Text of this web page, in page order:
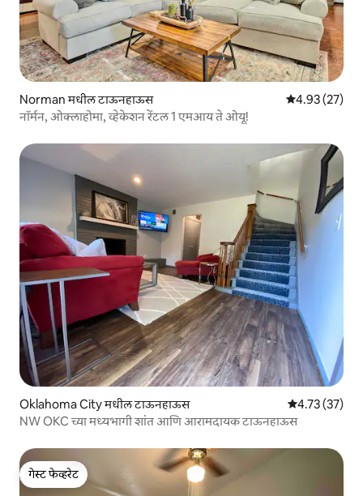
Norman मधील टाऊनहाऊस 5 पैकी 4.93
4.93 (27)
नॉर्मन, ओक्लाहोमा, व्हेकेशन रेंटल 1 एमआय ते ओयू!
Oklahoma City मधील टाऊनहाऊस 5 पैकी 4.73
4.73 (37)
NW OKC च्या मध्यभागी शांत आणि आरामदायक टाऊनहाऊस
गेस्ट फेव्हरेट
गेस्ट फेव्हरेट